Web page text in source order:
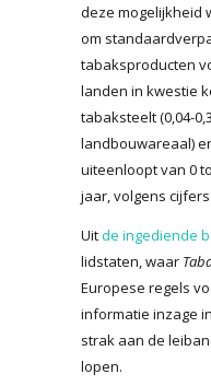
deze mogelijkheid
om
tabaksproducten
landen in kwestie
tabaksteelt (0,04-
landbouwareaal)
uiteenloopt van 0
jaar, volgens
Uitde ingediende
lidstaten, waar
Europese regels
informatie inzage
strak aan de
lopen.